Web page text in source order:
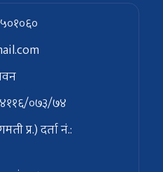
०७३/७४
प्र.) दर्ता नं.: